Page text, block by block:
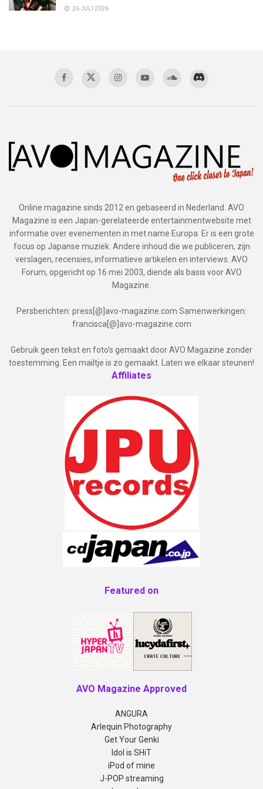
26 JULI 2026
Online magazine sinds 2012 en gebaseerd in Nederland. AVO
Magazine is een Japan-gerelateerde entertainmentwebsite met
informatie over evenementen in met name Europa. Er is een grote
focus op Japanse muziek. Andere inhoud die we publiceren, zijn
verslagen, recensies, informatieve artikelen en interviews. AVO
Forum, opgericht op 16 mei 2003, diende als basis voor AVO
Magazine.
Persberichten: press[@]avo-magazine.com Samenwerkingen:
francisca[@]avo-magazine.com
Gebruik geen tekst en foto's gemaakt door AVO Magazine zonder
toestemming. Een mailtje is zo gemaakt. Laten we elkaar steunen!
Affiliates
Featured on
AVO Magazine Approved
ANGURA
Arlequin Photography
Get Your Genki
Idol is SHiT
iPod of mine
J-POP streaming